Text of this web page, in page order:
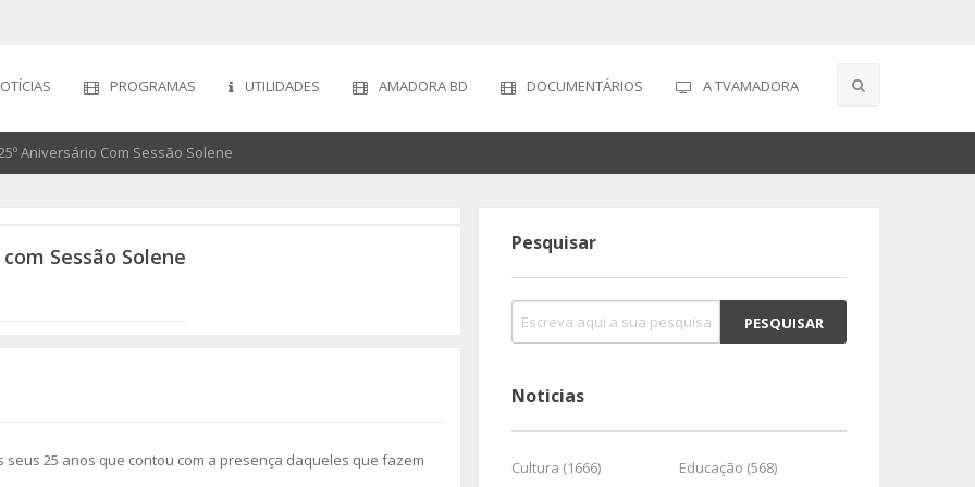
PROGRAMAS UTILIDADES AMADORA BD DOCUMENTÁRIOS A TVAMADORA
Aniversário Com Sessão Solene
Sessão Solene
25 anos que contou com a presença daqueles que fazem
Pesquisar
Noticias
Cultura (1666)
Educação (568)